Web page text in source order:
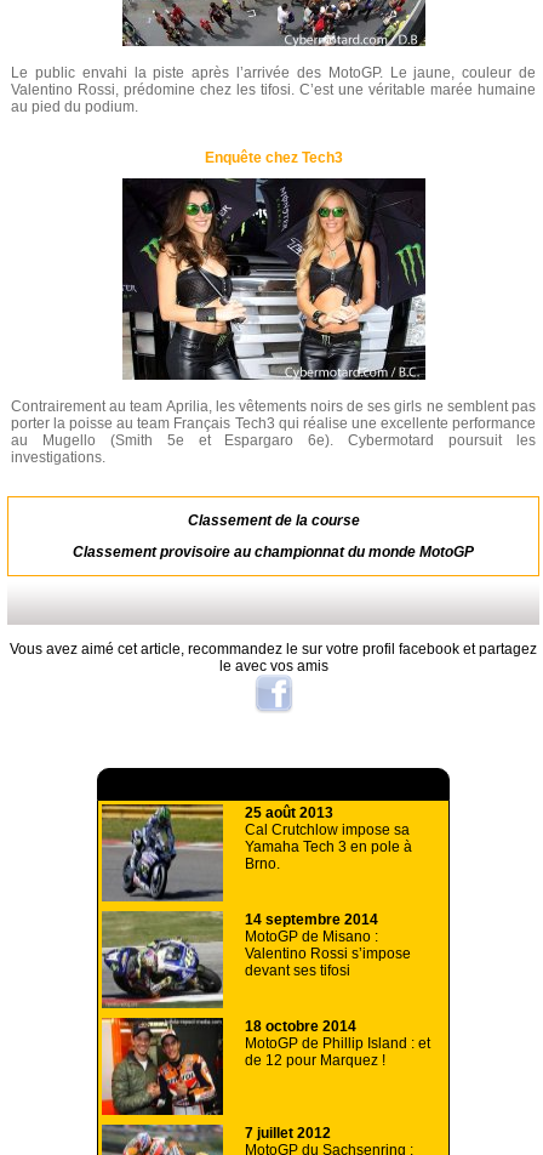
Le public envahi la piste après l’arrivée des MotoGP. Le jaune, couleur de
Valentino Rossi, prédomine chez les tifosi. C’est une véritable marée humaine
au pied du podium.
Enquête chez Tech3
Contrairement au team Aprilia, les vêtements noirs de ses girls ne semblent pas
porter la poisse au team Français Tech3 qui réalise une excellente performance
au Mugello (Smith 5e et Espargaro 6e). Cybermotard poursuit les
investigations.
Classement de la course
Classement provisoire au championnat du monde MotoGP
Vous avez aimé cet article, recommandez le sur votre profil facebook et partagez
le avec vos amis
25 août 2013
Cal Crutchlow impose sa
Yamaha Tech 3 en pole à
Brno.
14 septembre 2014
MotoGP de Misano :
Valentino Rossi s’impose
devant ses tifosi
18 octobre 2014
MotoGP de Phillip Island : et
de 12 pour Marquez !
7 juillet 2012
MotoGP du Sachsenring :